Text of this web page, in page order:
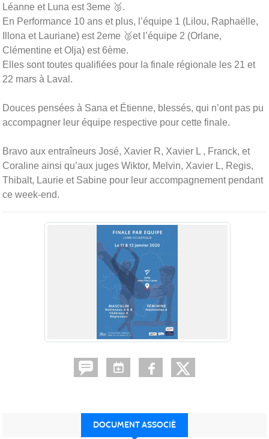
Léanne et Luna est 3eme 🥉.
En Performance 10 ans et plus, l’équipe 1 (Lilou, Raphaëlle,
Illona et Lauriane) est 2eme 🥈et l’équipe 2 (Orlane,
Clémentine et Olja) est 6ème.
Elles sont toutes qualifiées pour la finale régionale les 21 et
22 mars à Laval.
Douces pensées à Sana et Étienne, blessés, qui n’ont pas pu
accompagner leur équipe respective pour cette finale.
Bravo aux entraîneurs José, Xavier R, Xavier L , Franck, et
Coraline ainsi qu’aux juges Wiktor, Melvin, Xavier L, Regis,
Thibalt, Laurie et Sabine pour leur accompagnement pendant
ce week-end.
DOCUMENT ASSOCIÉ